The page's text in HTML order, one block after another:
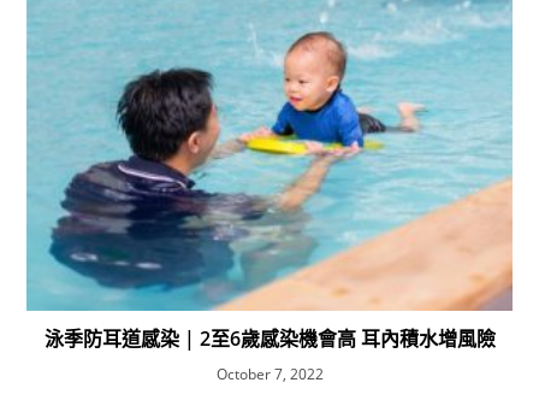
泳季防耳道感染 | 2至6歲感染機會高 耳內積水增風險
October 7, 2022